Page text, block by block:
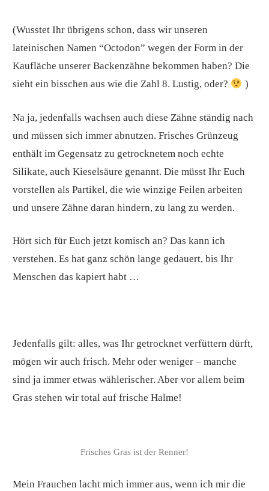
(Wusstet Ihr übrigens schon, dass wir unseren
lateinischen Namen “Octodon” wegen der Form in der
Kaufläche unserer Backenzähne bekommen haben? Die
sieht ein bisschen aus wie die Zahl 8. Lustig, oder?
)
Na ja, jedenfalls wachsen auch diese Zähne ständig nach
und müssen sich immer abnutzen. Frisches Grünzeug
enthält im Gegensatz zu getrocknetem noch echte
Silikate, auch Kieselsäure genannt. Die müsst Ihr Euch
vorstellen als Partikel, die wie winzige Feilen arbeiten
und unsere Zähne daran hindern, zu lang zu werden.
Hört sich für Euch jetzt komisch an? Das kann ich
verstehen. Es hat ganz schön lange gedauert, bis Ihr
Menschen das kapiert habt …
Jedenfalls gilt: alles, was Ihr getrocknet verfüttern dürft,
mögen wir auch frisch. Mehr oder weniger – manche
sind ja immer etwas wählerischer. Aber vor allem beim
Gras stehen wir total auf frische Halme!
Frisches Gras ist der Renner!
Mein Frauchen lacht mich immer aus, wenn ich mir die